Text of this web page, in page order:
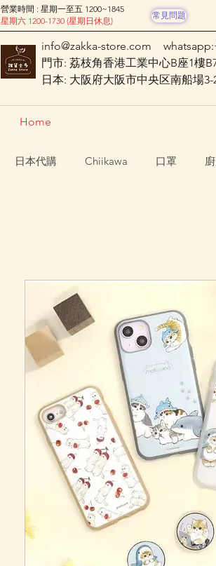
營業時間 : 星期一至五 1200~1845
星期六 1200-1730 (星期日休息)
常見問題
info@zakka-store.com
門市: 荔枝角香港工業中心B座1樓
日本: 大阪府大阪市中央区南船場3-
Home
日本代購 Chiikawa 口罩